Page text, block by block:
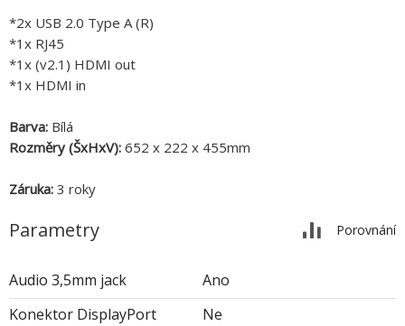
*2x USB 2.0 Type A (R)
*1x RJ45
*1x (v2.1) HDMI out
*1x HDMI in
Barva: Bílá
Rozměry (ŠxHxV): 652 x 222 x 455mm
Záruka: 3 roky
Parametry Porovnání
Audio 3,5mm jack
Ano
Konektor DisplayPort
Ne